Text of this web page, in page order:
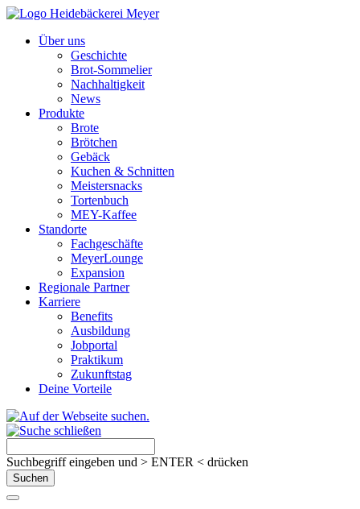
Über uns
Geschichte
Brot-Sommelier
Nachhaltigkeit
News
Produkte
Brote
Brötchen
Gebäck
Kuchen & Schnitten
Meistersnacks
Tortenbuch
MEY-Kaffee
Standorte
Fachgeschäfte
MeyerLounge
Expansion
Regionale Partner
Karriere
Benefits
Ausbildung
Jobportal
Praktikum
Zukunftstag
Deine Vorteile
Suchbegriff eingeben und > ENTER < drücken